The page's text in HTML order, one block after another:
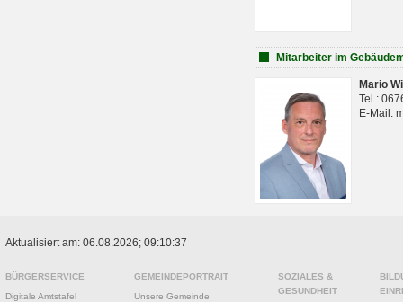
Mitarbeiter im
Mario
Tel.:
E-Mail:
Aktualisiert am: 06.08.2026; 09:10:37
BÜRGERSERVICE
Digitale Amtstafel
GEMEINDEPORTRAIT
Unsere Gemeinde
SOZIALES &
GESUNDHEIT